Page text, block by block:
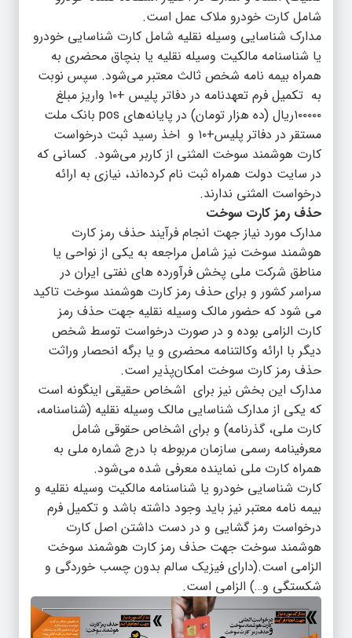
شامل کارت خودرو ملاک عمل است.
مدارک شناسایی وسیله نقلیه شامل کارت شناسایی خودرو
یا شناسنامه مالکیت وسیله نقلیه یا بنچاق محضری به
همراه بیمه نامه شخص ثالث معتبر می‌شود. سپس نوبت
به تکمیل فرم تعهدنامه در دفاتر پلیس +۱۰ واریز مبلغ
۱۰۰۰۰۰ریال (ده هزار تومان) در پایانه‌های pos بانک ملت
مستقر در دفاتر پلیس+۱۰ و اخذ رسید ثبت درخواست
کارت هوشمند سوخت المثنی از کاربر می‌شود. کسانی که
در سایت دولت همراه ثبت نام کرده‌اند، نیازی به ارائه
درخواست المثنی ندارند.
حذف رمز کارت سوخت
مدارک مورد نیاز جهت انجام فرآیند حذف رمز کارت
هوشمند سوخت نیز شامل مراجعه به یکی از نواحی یا
مناطق شرکت ملی پخش فرآورده های نفتی ایران در
سراسر کشور و برای حذف رمز کارت هوشمند سوخت تاکید
می شود که حضور مالک وسیله نقلیه جهت حذف رمز
کارت الزامی بوده و در صورت درخواست توسط شخص
دیگر با ارائه وکالتنامه محضری و یا برگه انحصار وراثت
حذف رمز کارت سوخت امکان‌پذیر است.
مدارک این بخش نیز برای اشخاص حقیقی اینگونه است
که یکی از مدارک شناسایی مالک وسیله نقلیه (شناسنامه،
کارت ملی، گذرنامه) و برای اشخاص حقوقی شامل
معرفینامه رسمی سازمان مربوطه با درج شماره ملی به
همراه کارت ملی نماینده معرفی شده می‌شود.
کارت شناسایی خودرو یا شناسنامه مالکیت وسیله نقلیه و
بیمه نامه معتبر نیز باید وجود داشته باشد و تکمیل فرم
درخواست رمز گشایی و در دست داشتن اصل کارت
هوشمند سوخت جهت حذف رمز کارت هوشمند سوخت
الزامی است.(دارای فیزیک سالم بدون چسب خوردگی و
شکستگی و…) الزامی است.